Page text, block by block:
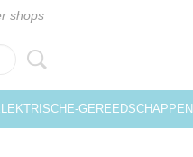
shops
GEREEDSCHAPPEN